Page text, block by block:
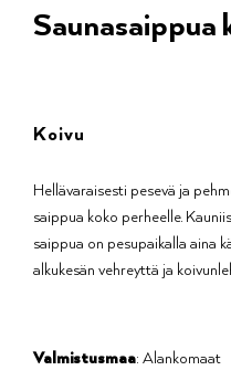
Saunasaippua
Koivu
Hellävaraisesti pesevä ja
saippua koko perheelle.
saippua on pesupaikalla aina
alkukesän vehreyttä ja
Valmistusmaa: Alankomaat